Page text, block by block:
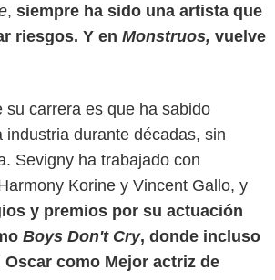
, siempre ha sido una artista que
riesgos. Y en Monstruos, vuelve
su carrera es que ha sabido
industria durante décadas, sin
Sevigny ha trabajado con
Korine y Vincent Gallo, y
y premios por su actuación
Boys Don't Cry, donde incluso
como Mejor actriz de
IndieWire